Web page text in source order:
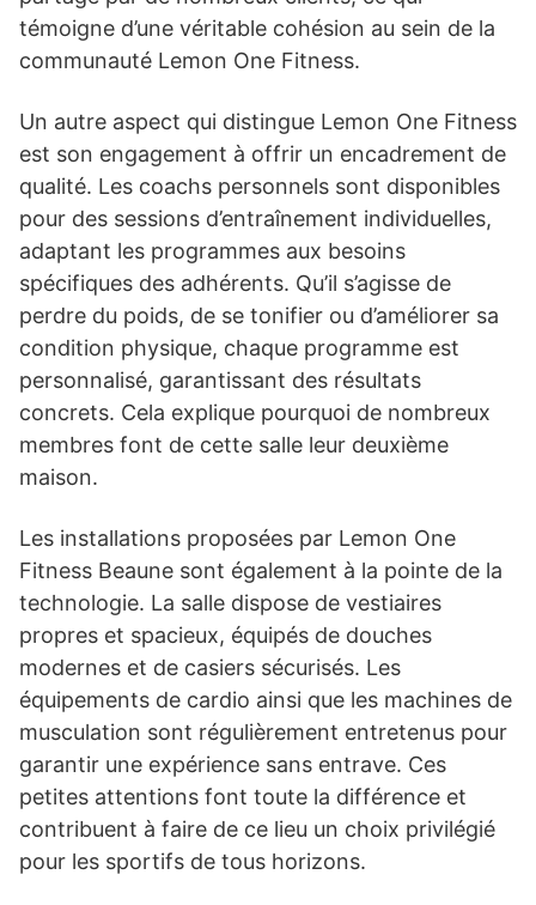
témoigne d’une véritable cohésion au sein de la
communauté Lemon One Fitness.
Un autre aspect qui distingue Lemon One Fitness
est son engagement à offrir un encadrement de
qualité. Les coachs personnels sont disponibles
pour des sessions d’entraînement individuelles,
adaptant les programmes aux besoins
spécifiques des adhérents. Qu’il s’agisse de
perdre du poids, de se tonifier ou d’améliorer sa
condition physique, chaque programme est
personnalisé, garantissant des résultats
concrets. Cela explique pourquoi de nombreux
membres font de cette salle leur deuxième
maison.
Les installations proposées par Lemon One
Fitness Beaune sont également à la pointe de la
technologie. La salle dispose de vestiaires
propres et spacieux, équipés de douches
modernes et de casiers sécurisés. Les
équipements de cardio ainsi que les machines de
musculation sont régulièrement entretenus pour
garantir une expérience sans entrave. Ces
petites attentions font toute la différence et
contribuent à faire de ce lieu un choix privilégié
pour les sportifs de tous horizons.